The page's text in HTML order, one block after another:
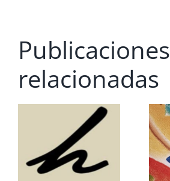
Publicaciones
relacionadas